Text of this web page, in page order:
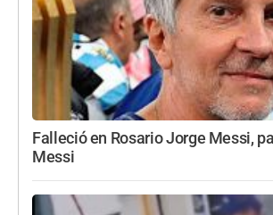
Falleció en Rosario Jorge Messi,
Messi